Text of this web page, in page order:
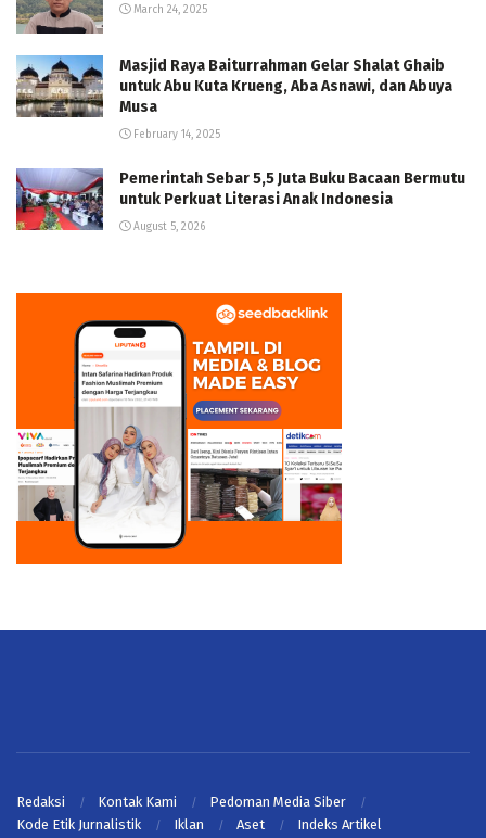
March 24, 2025
Masjid Raya Baiturrahman Gelar Shalat Ghaib
untuk Abu Kuta Krueng, Aba Asnawi, dan Abuya
Musa
February 14, 2025
Pemerintah Sebar 5,5 Juta Buku Bacaan Bermutu
untuk Perkuat Literasi Anak Indonesia
August 5, 2026
Redaksi Kontak Kami
Pedoman Media Siber
Kode Etik Jurnalistik
Iklan Aset Indeks Artikel